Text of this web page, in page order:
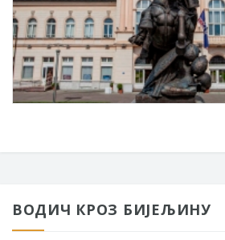
ВОДИЧ КРОЗ БИЈЕЉИНУ